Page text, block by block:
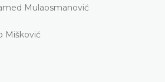
Mulaosmanović
Mišković